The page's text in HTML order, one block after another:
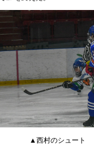
▲西村のシュート